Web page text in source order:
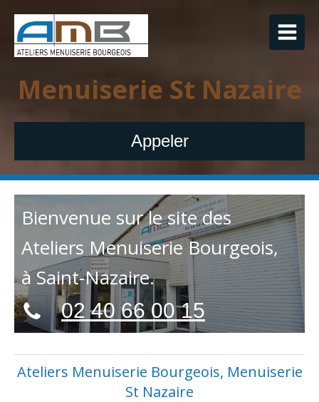
Menuiserie St Nazaire
Appeler
Bienvenue sur le site des
Ateliers Menuiserie Bourgeois,
à Saint-Nazaire.
02 40 66 00 15
Ateliers Menuiserie Bourgeois, Menuiserie
St Nazaire